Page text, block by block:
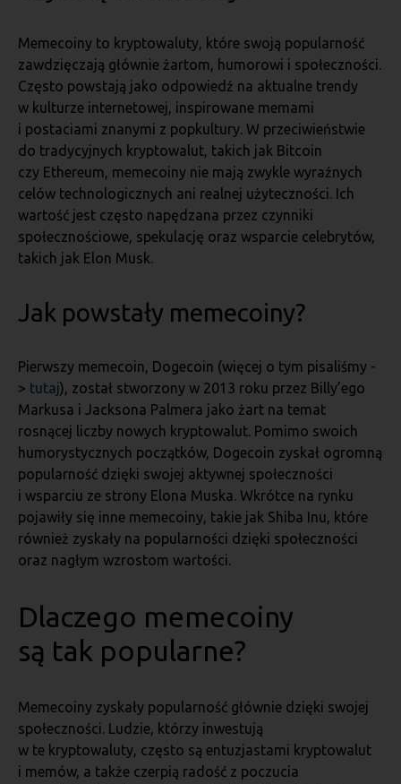
Memecoiny to kryptowaluty, które swoją popularność
zawdzięczają głównie żartom, humorowi i społeczności.
Często powstają jako odpowiedź na aktualne trendy
w kulturze internetowej, inspirowane memami
i postaciami znanymi z popkultury. W przeciwieństwie
do tradycyjnych kryptowalut, takich jak Bitcoin
czy Ethereum, memecoiny nie mają zwykle wyraźnych
celów technologicznych ani realnej użyteczności. Ich
wartość jest często napędzana przez czynniki
społecznościowe, spekulację oraz wsparcie celebrytów,
takich jak Elon Musk.
Jak powstały memecoiny?
Pierwszy memecoin, Dogecoin (więcej o tym pisaliśmy -
> tutaj), został stworzony w 2013 roku przez Billy’ego
Markusa i Jacksona Palmera jako żart na temat
rosnącej liczby nowych kryptowalut. Pomimo swoich
humorystycznych początków, Dogecoin zyskał ogromną
popularność dzięki swojej aktywnej społeczności
i wsparciu ze strony Elona Muska. Wkrótce na rynku
pojawiły się inne memecoiny, takie jak Shiba Inu, które
również zyskały na popularności dzięki społeczności
oraz nagłym wzrostom wartości.
Dlaczego memecoiny
są tak popularne?
Memecoiny zyskały popularność głównie dzięki swojej
społeczności. Ludzie, którzy inwestują
w te kryptowaluty, często są entuzjastami kryptowalut
i memów, a także czerpią radość z poczucia